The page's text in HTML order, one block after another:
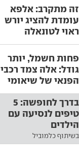
זה מתקרב: אלפא
עומדת להציג יורש
ראוי לטונאלה
פחות חשמל, יותר
גודל: אלה צמד רכבי
הפנאי של שיאומי
בדרך לחופשה: 5
טיפים לנסיעה עם
הילדים
בשיתוף כלמוביל